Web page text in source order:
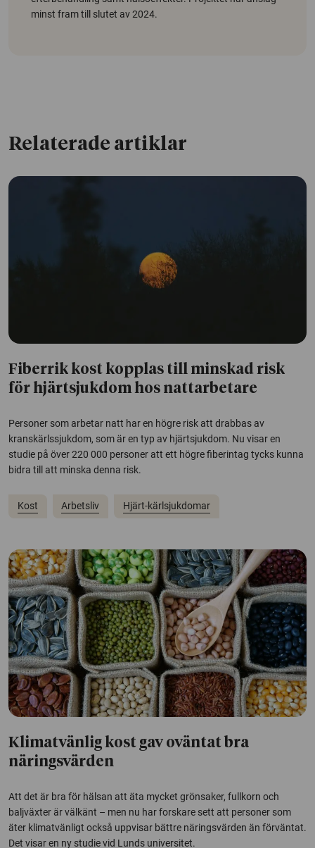
minst fram till slutet av 2024.
Relaterade artiklar
Fiberrik kost kopplas till minskad risk
för hjärtsjukdom hos nattarbetare
Personer som arbetar natt har en högre risk att drabbas av
kranskärlssjukdom, som är en typ av hjärtsjukdom. Nu visar en
studie på över 220 000 personer att ett högre fiberintag tycks kunna
bidra till att minska denna risk.
Kost Arbetsliv Hjärt-kärlsjukdomar
Klimatvänlig kost gav oväntat bra
näringsvärden
Att det är bra för hälsan att äta mycket grönsaker, fullkorn och
baljväxter är välkänt – men nu har forskare sett att personer som
äter klimatvänligt också uppvisar bättre näringsvärden än förväntat.
Det visar en ny studie vid Lunds universitet.